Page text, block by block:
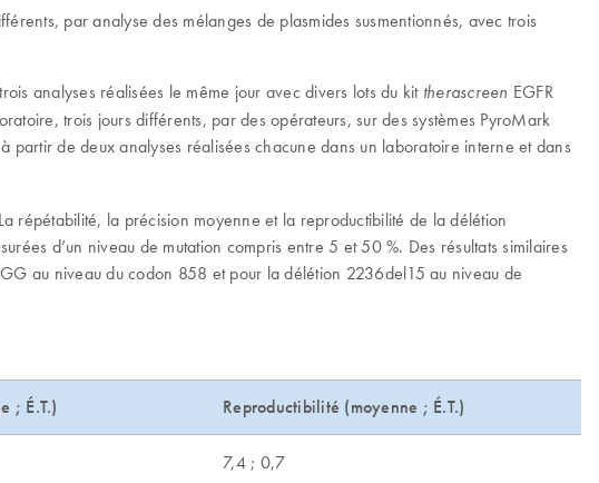
par analyse des mélanges de plasmides susmentionnés, avec trois
analyses réalisées le même jour avec divers lots du kit therascreen EGFR
trois jours différents, par des opérateurs, sur des systèmes PyroMark
de deux analyses réalisées chacune dans un laboratoire interne et dans
répétabilité, la précision moyenne et la reproductibilité de la délétion
d’un niveau de mutation compris entre 5 et 50 %. Des résultats similaires
au niveau du codon 858 et pour la délétion 2236del15 au niveau de
; É.T.) Reproductibilité (moyenne ; É.T.)
7,4 ; 0,7